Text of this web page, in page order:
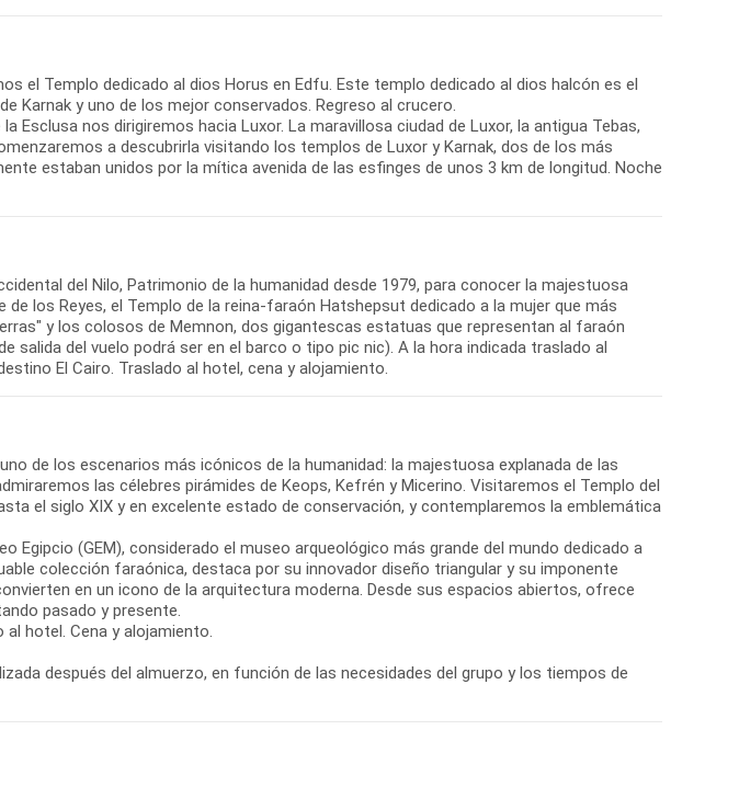
el Templo dedicado al dios Horus en Edfu. Este templo dedicado al dios halcón es el
Karnak y uno de los mejor conservados. Regreso al crucero.
Esclusa nos dirigiremos hacia Luxor. La maravillosa ciudad de Luxor, la antigua Tebas,
a descubrirla visitando los templos de Luxor y Karnak, dos de los más
estaban unidos por la mítica avenida de las esfinges de unos 3 km de longitud. Noche
del Nilo, Patrimonio de la humanidad desde 1979, para conocer la majestuosa
de los Reyes, el Templo de la reina-faraón Hatshepsut dedicado a la mujer que más
y los colosos de Memnon, dos gigantescas estatuas que representan al faraón
salida del vuelo podrá ser en el barco o tipo pic nic). A la hora indicada traslado al
El Cairo. Traslado al hotel, cena y alojamiento.
de los escenarios más icónicos de la humanidad: la majestuosa explanada de las
las célebres pirámides de Keops, Kefrén y Micerino. Visitaremos el Templo del
el siglo XIX y en excelente estado de conservación, y contemplaremos la emblemática
Egipcio (GEM), considerado el museo arqueológico más grande del mundo dedicado a
colección faraónica, destaca por su innovador diseño triangular y su imponente
en un icono de la arquitectura moderna. Desde sus espacios abiertos, ofrece
pasado y presente.
hotel. Cena y alojamiento.
después del almuerzo, en función de las necesidades del grupo y los tiempos de